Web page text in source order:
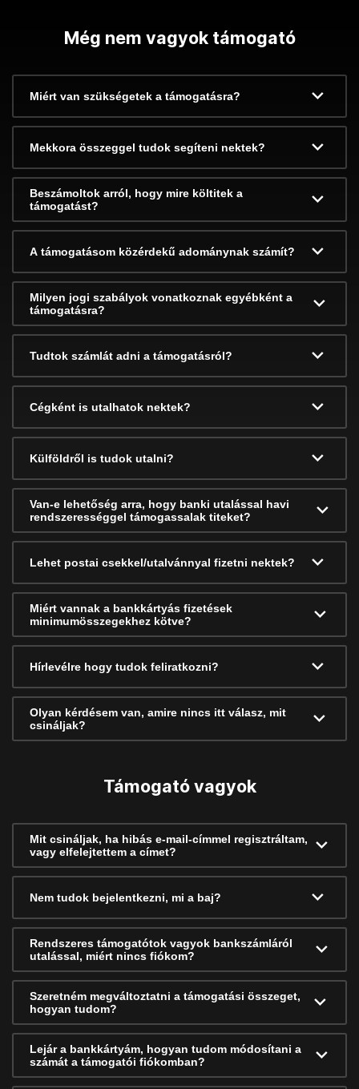
Még nem vagyok támogató
Miért van szükségetek a támogatásra?
Mekkora összeggel tudok segíteni nektek?
Beszámoltok arról, hogy mire költitek a
támogatást?
A támogatásom közérdekű adománynak számít?
Milyen jogi szabályok vonatkoznak egyébként a
támogatásra?
Tudtok számlát adni a támogatásról?
Cégként is utalhatok nektek?
Külföldről is tudok utalni?
Van-e lehetőség arra, hogy banki utalással havi
rendszerességgel támogassalak titeket?
Lehet postai csekkel/utalvánnyal fizetni nektek?
Miért vannak a bankkártyás fizetések
minimumösszegekhez kötve?
Hírlevélre hogy tudok feliratkozni?
Olyan kérdésem van, amire nincs itt válasz, mit
csináljak?
Támogató vagyok
Mit csináljak, ha hibás e-mail-címmel regisztráltam,
vagy elfelejtettem a címet?
Nem tudok bejelentkezni, mi a baj?
Rendszeres támogatótok vagyok bankszámláról
utalással, miért nincs fiókom?
Szeretném megváltoztatni a támogatási összeget,
hogyan tudom?
Lejár a bankkártyám, hogyan tudom módosítani a
számát a támogatói fiókomban?